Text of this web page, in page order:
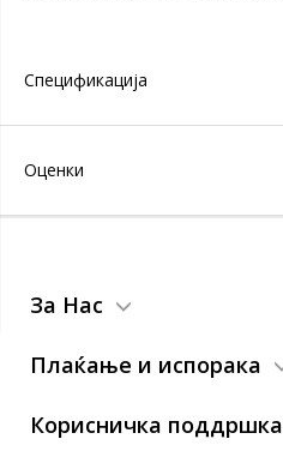
Спецификација
Оценки
За Нас
Плаќање и испорака
Корисничка поддршка